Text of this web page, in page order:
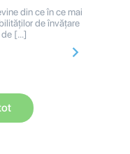
din ce în ce mai
de învățare
de […]